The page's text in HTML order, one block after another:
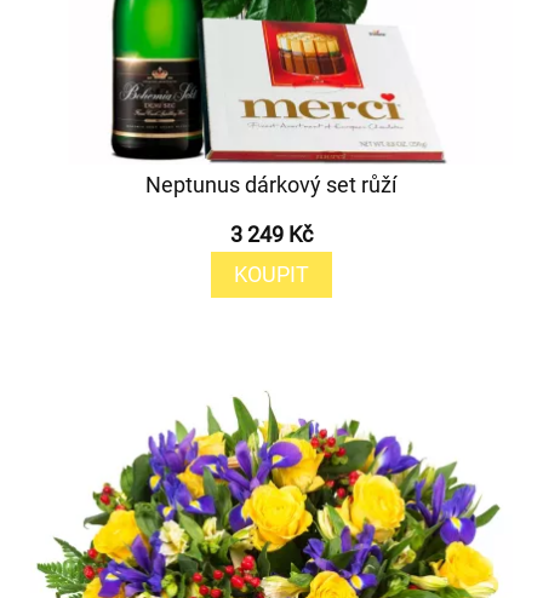
Neptunus dárkový set růží
3 249 Kč
KOUPIT